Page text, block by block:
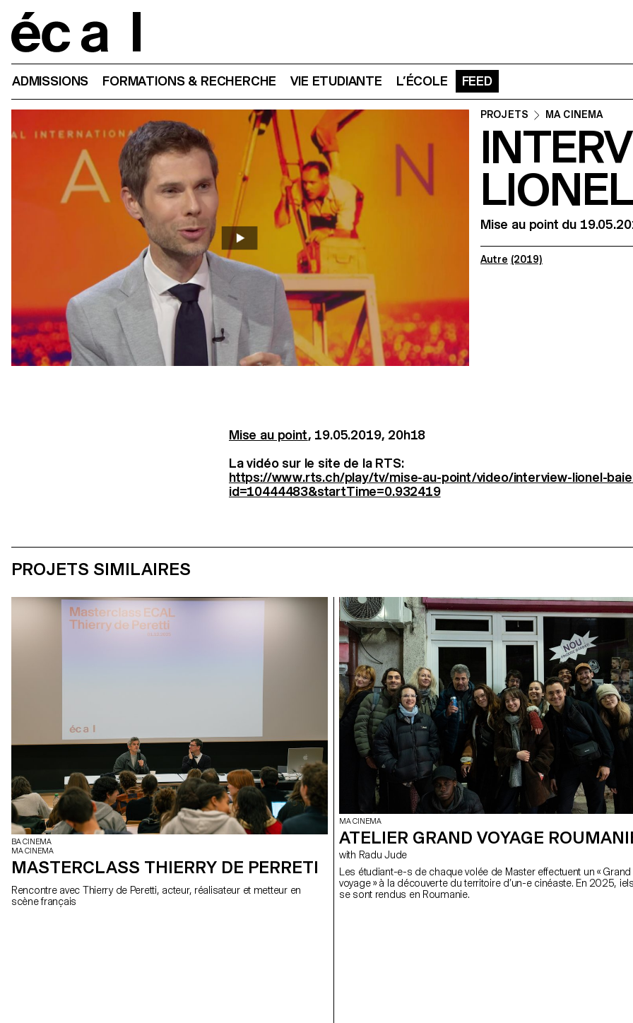
ADMISSIONS FORMATIONS & RECHERCHE VIE ETUDIANTE L’ÉCOLE FEED
PROJETS MA CINEMA
Mise au point du
Autre (2019)
Mise au point, 19.05.2019, 20h18
La vidéo sur le site de la RTS:
https://www.rts.ch/play/tv/mise-au-point/video/interview-lionel-
id=10444483&startTime=0.932419
PROJETS SIMILAIRES
BA CINEMA
MA CINEMA
MASTERCLASS THIERRY DE PERRETI
Rencontre avec Thierry de Peretti, acteur, réalisateur et metteur en
scène français
MA CINEMA
ATELIER GRAND VOYAGE
with Radu Jude
Les étudiant-e-s de chaque volée de Master effectuent un « Grand
voyage » à la découverte du territoire d’un-e cinéaste. En 2025, iels
se sont rendus en Roumanie.